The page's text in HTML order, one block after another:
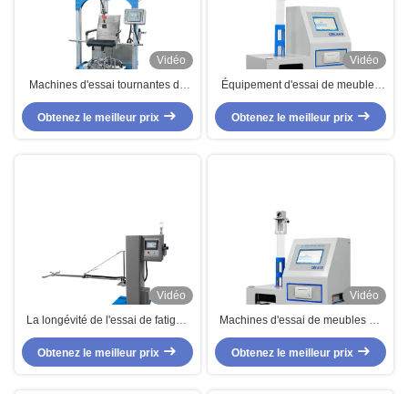
Vidéo
Machines d'essai tournantes de
meubles de chaise de bureau
BIFMA X5.1-2002 pour les
chaises de évaluation
Obtenez le meilleur prix
Vidéo
Équipement d'essai de meubles
de mousse de rebond de
résilience pour l'essai de
résilience de mousse d'éponge
Obtenez le meilleur prix
Vidéo
La longévité de l'essai de fatigue
articulé de tiroir de portes
équipent des machines d'essai de
meubles
Obtenez le meilleur prix
Vidéo
Machines d'essai de meubles de
mousse de rebond de boule
ASTM D3574 avec l'écran tactile
d'affichage à cristaux liquides
Obtenez le meilleur prix